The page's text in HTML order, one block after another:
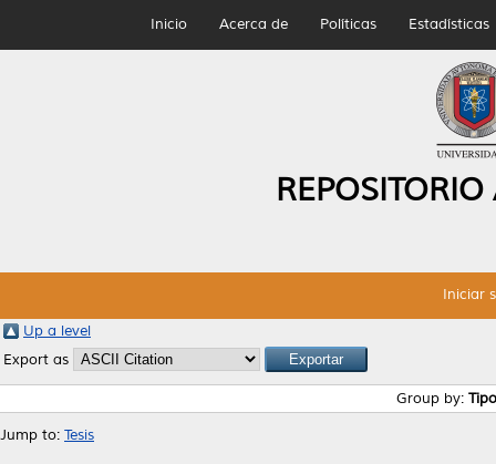
Inicio Acerca de Políticas Estadísticas
Iniciar
Up a level
Export as
Group by:
Jump to: Tesis